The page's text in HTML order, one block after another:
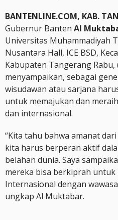
BANTENLINE.COM, KAB.
Gubernur Banten Al
Universitas Muhammadiyah
Nusantara Hall, ICE BSD,
Kabupaten Tangerang
menyampaikan, sebagai
wisudawan atau sarjana
untuk memajukan dan
dan internasional.
“Kita tahu bahwa amanat
kita harus berperan aktif
belahan dunia. Saya
mereka bisa berkiprah untuk
Internasional dengan
ungkap Al Muktabar.